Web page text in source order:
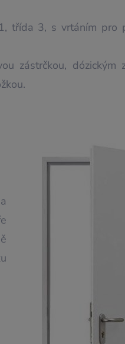
třída 3, s vrtáním pro
zástrčkou, dózickým